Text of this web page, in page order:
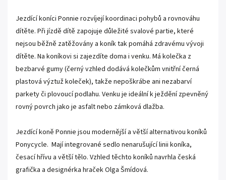
Jezdící koníci Ponnie rozvíjejí koordinaci pohybů a rovnováhu
dítěte. Při jízdě dítě zapojuje důležité svalové partie, které
nejsou běžně zatěžovány a koník tak pomáhá zdravému vývoji
dítěte. Na koníkovi si zajezdíte doma i venku. Má kolečka z
bezbarvé gumy (černý vzhled dodává kolečkům vnitřní černá
plastová výztuž koleček), takže nepoškrábe ani nezabarví
parkety či plovoucí podlahu. Venku je ideální k ježdění zpevněný
rovný povrch jako je asfalt nebo zámková dlažba.
Jezdící koně Ponnie jsou modernější a větší alternativou koníků
Ponycycle. Mají integrované sedlo nenarušující linii koníka,
česací hřívu a větší tělo. Vzhled těchto koníků navrhla česká
grafička a designérka hraček Olga Šmídová.